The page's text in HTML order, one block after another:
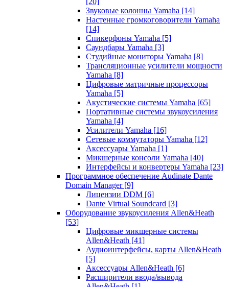
Звуковые колонны Yamaha [14]
Настенные громкоговорители Yamaha
[14]
Спикерфоны Yamaha [5]
Саундбары Yamaha [3]
Студийные мониторы Yamaha [8]
Трансляционные усилители мощности
Yamaha [8]
Цифровые матричные процессоры
Yamaha [5]
Акустические системы Yamaha [65]
Портативные системы звукоусиления
Yamaha [4]
Усилители Yamaha [16]
Сетевые коммутаторы Yamaha [12]
Аксессуары Yamaha [1]
Микшерные консоли Yamaha [40]
Интерфейсы и конвертеры Yamaha [23]
Программное обеспечение Audinate Dante
Domain Manager [9]
Лицензии DDM [6]
Dante Virtual Soundcard [3]
Оборудование звукоусиления Allen&Heath
[53]
Цифровые микшерные системы
Allen&Heath [41]
Аудиоинтерфейсы, карты Allen&Heath
[5]
Аксессуары Allen&Heath [6]
Расширители ввода/вывода